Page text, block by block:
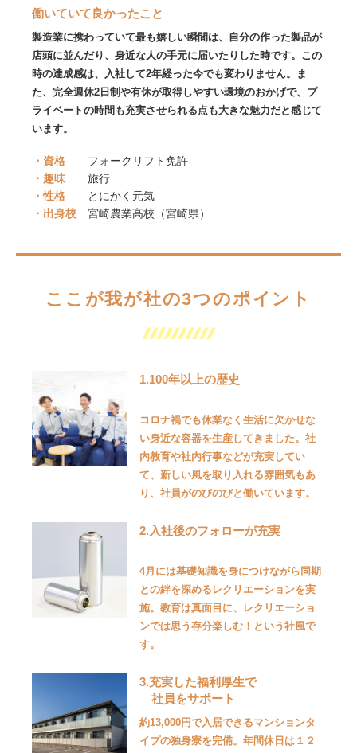
働いていて良かったこと
製造業に携わっていて最も嬉しい瞬間は、自分の作った製品が
店頭に並んだり、身近な人の手元に届いたりした時です。この
時の達成感は、入社して2年経った今でも変わりません。ま
た、完全週休2日制や有休が取得しやすい環境のおかげで、プ
ライベートの時間も充実させられる点も大きな魅力だと感じて
います。
・資格
フォークリフト免許
・趣味
旅行
・性格
とにかく元気
・出身校
宮崎農業高校（宮崎県）
ここが我が社の3つのポイント
1.100年以上の歴史
コロナ禍でも休業なく生活に欠かせな
い身近な容器を生産してきました。社
内教育や社内行事などが充実してい
て、新しい風を取り入れる雰囲気もあ
り、社員がのびのびと働いています。
2.入社後のフォローが充実
4月には基礎知識を身につけながら同期
との絆を深めるレクリエーションを実
施。教育は真面目に、レクリエーショ
ンでは思う存分楽しむ！という社風で
す。
3.充実した福利厚生で
社員をサポート
約13,000円で入居できるマンションタ
イプの独身寮を完備。年間休日は１２